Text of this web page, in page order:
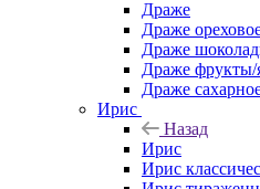
Драже
Драже
Драже
Драже фрукты/
Драже
Ирис
Назад
Ирис
Ирис